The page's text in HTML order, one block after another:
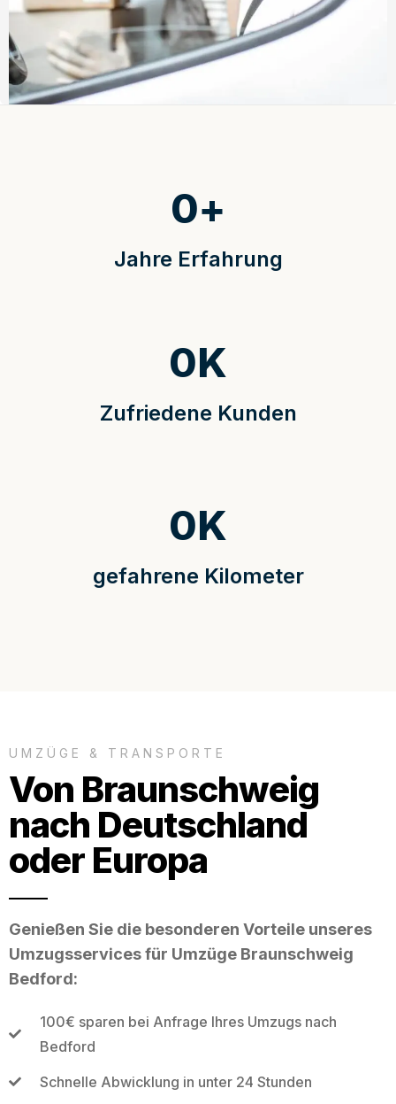
Jahre Erfahrung
0+
Zufriedene Kunden
0K
gefahrene Kilometer
0K
UMZÜGE & TRANSPORTE
Von Braunschweig
nach Deutschland
oder Europa
Genießen Sie die besonderen Vorteile unseres
Umzugsservices für Umzüge Braunschweig
Bedford:
100€ sparen bei Anfrage Ihres Umzugs nach
Bedford
Schnelle Abwicklung in unter 24 Stunden